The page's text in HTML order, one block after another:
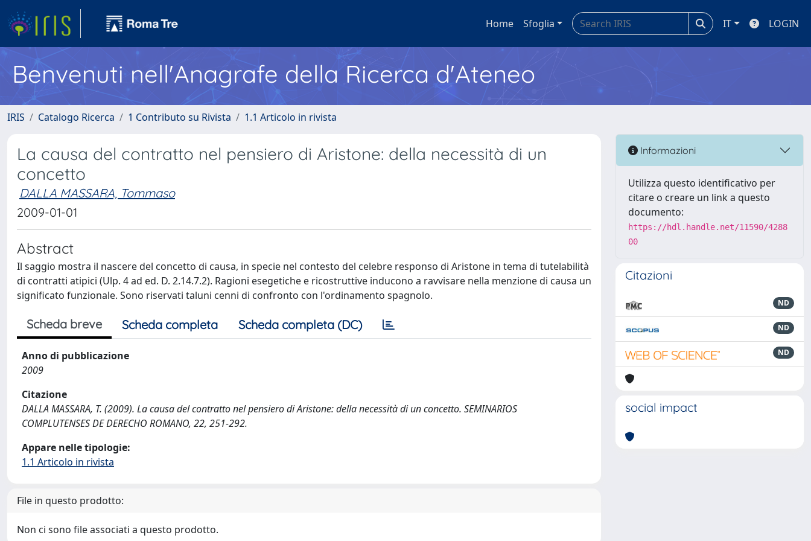
Home Sfoglia IT LOGIN
Benvenuti nell'Anagrafe della Ricerca d'Ateneo
IRIS Catalogo Ricerca 1 Contributo su Rivista 1.1 Articolo in rivista
La causa del contratto nel pensiero di Aristone: della necessità di un
concetto
DALLA MASSARA, Tommaso
2009-01-01
Abstract
Il saggio mostra il nascere del concetto di causa, in specie nel contesto del celebre responso di Aristone in tema di tutelabilità
di contratti atipici (Ulp. 4 ad ed. D. 2.14.7.2). Ragioni esegetiche e ricostruttive inducono a ravvisare nella menzione di causa un
significato funzionale. Sono riservati taluni cenni di confronto con l'ordinamento spagnolo.
Scheda breve Scheda completa Scheda completa (DC)
Anno di pubblicazione
2009
Citazione
DALLA MASSARA, T. (2009). La causa del contratto nel pensiero di Aristone: della necessità di un concetto. SEMINARIOS
COMPLUTENSES DE DERECHO ROMANO, 22, 251-292.
Appare nelle tipologie:
1.1 Articolo in rivista
File in questo prodotto:
Non ci sono file associati a questo prodotto.
Informazioni
Utilizza questo identificativo per
citare o creare un link a questo
documento:
https://hdl.handle.net/11590/4288
00
Citazioni
ND
ND
ND
social impact